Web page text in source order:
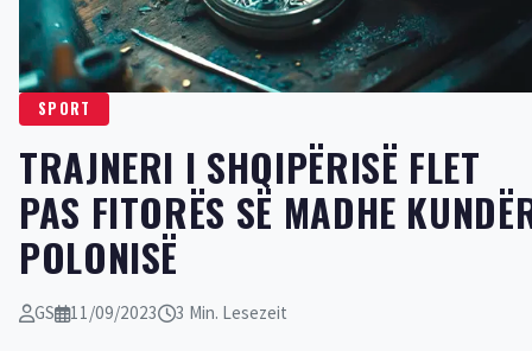
SPORT
TRAJNERI I SHQIPËRISË FLET
PAS FITORËS SË MADHE
POLONISË
GS 11/09/2023 3 Min. Lesezeit